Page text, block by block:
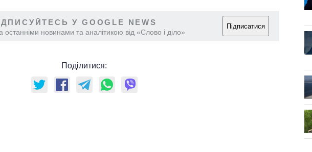
У GOOGLE NEWS
останніми новинами та аналітикою від «Слово і діло»
Підписатися
Поділитися: